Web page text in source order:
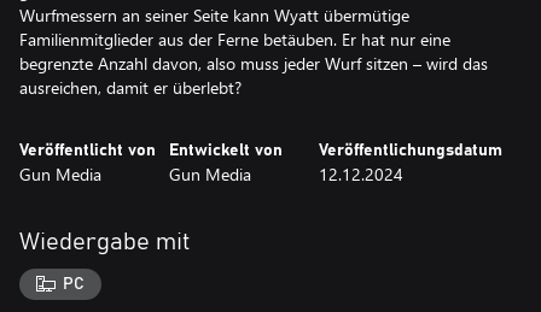
Wurfmessern an seiner Seite kann Wyatt übermütige
Familienmitglieder aus der Ferne betäuben. Er hat nur eine
begrenzte Anzahl davon, also muss jeder Wurf sitzen – wird das
ausreichen, damit er überlebt?
Veröffentlicht von
Gun Media
Entwickelt von
Gun Media
Veröffentlichungsdatum
12.12.2024
Wiedergabe mit
PC